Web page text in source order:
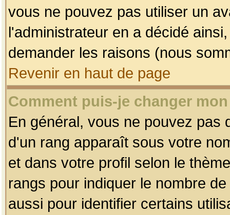
vous ne pouvez pas utiliser un
l'administrateur en a décidé
demander les raisons (nous
Revenir en haut de page
Comment puis-je changer
En général, vous ne pouvez pas
d'un rang apparaît sous votre
et dans votre profil selon le
rangs pour indiquer le nombre
aussi pour identifier certains